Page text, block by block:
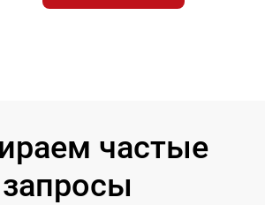
частые
запросы